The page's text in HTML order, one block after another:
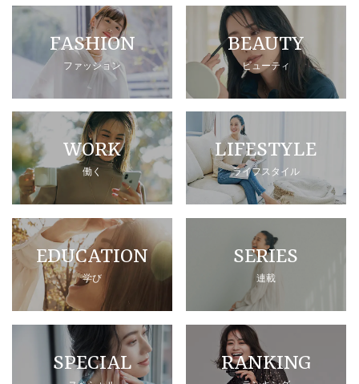
FASHION
ファッション
BEAUTY
ビューティ
WORK
働く
LIFESTYLE
ライフスタイル
EDUCATION
学び
SERIES
連載
SPECIAL RANKING